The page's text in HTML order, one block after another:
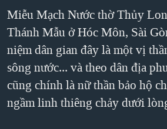
SỨC KHOẺ
VĂN HOÁ
THỂ THAO
GIÁO DỤC
TRỊNH VĨNH BÌNH - NGƯỜI HẠ 'BÊN
GROUND ZERO – XƯA VÀ NAY
CHI PHÍ CHIẾN TRANH
CÁC GIÁ TRỊ CỘNG HÒA Ở VIỆT
THƯỢNG ĐỈNH TRUMP-KIM TẠI VIỆT
Ngôn ngữ khác
Miễu Mạch Nước thờ Thủy
Thánh Mẫu ở Hóc Môn, Sài
niệm dân gian đây là một vị
sông nước... và theo dân địa
cũng chính là nữ thần bảo hộ
ngầm linh thiêng chảy dưới